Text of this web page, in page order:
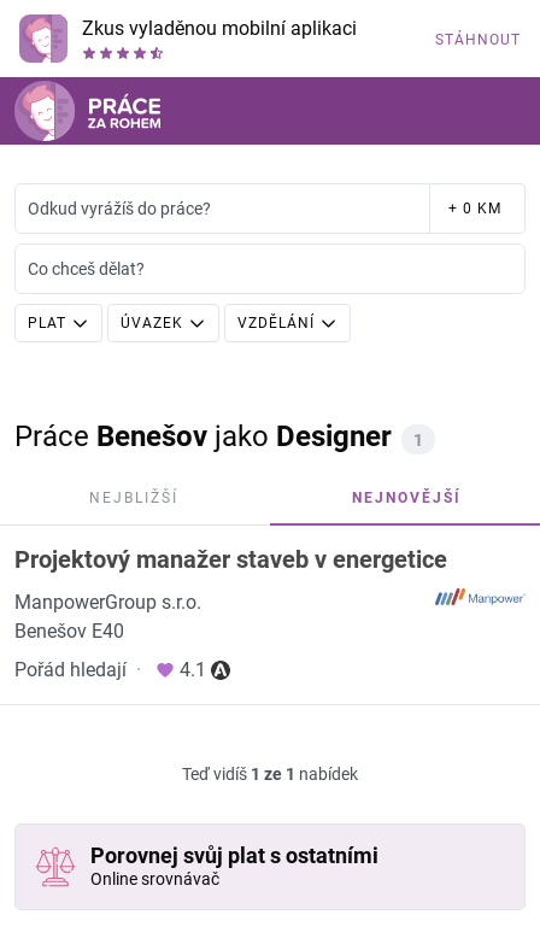
Zkus vyladěnou mobilní aplikaci STÁHNOUT
Odkud vyrážíš do práce? + 0 KM
Co chceš dělat?
PLAT ÚVAZEK VZDĚLÁNÍ
Práce Benešov jako Designer 1
NEJBLIŽŠÍ NEJNOVĚJŠÍ
Projektový manažer staveb v energetice
ManpowerGroup s.r.o.
Benešov E40
Pořád hledají · 4.1
Teď vidíš 1 ze 1 nabídek
Porovnej svůj plat s ostatními
Online srovnávač